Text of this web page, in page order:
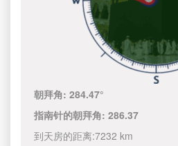
朝拜角:284.47°
指南针的朝拜角:286.37
到天房的距离:7232 km